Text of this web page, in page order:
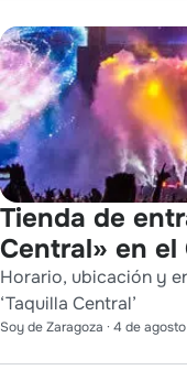
Tienda de
Central» en el
Horario, ubicación y
‘Taquilla Central’
Soy de Zaragoza · 4 de